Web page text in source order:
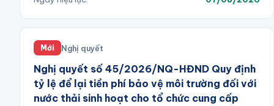
Mới Nghị quyết
Nghị quyết số 45/2026/NQ-HĐND Quy định
tỷ lệ để lại tiền phí bảo vệ môi trường đối với
nước thải sinh hoạt cho tổ chức cung cấp